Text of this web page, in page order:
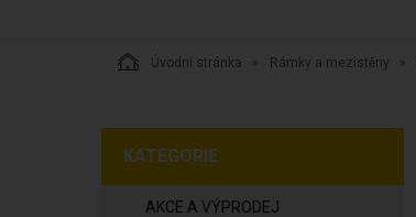
Úvodní stránka Rámky a mezistěny
KATEGORIE
AKCE A VÝPRODEJ